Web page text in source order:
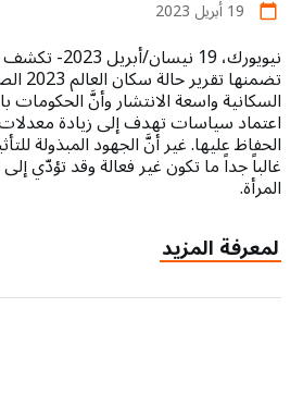
العاجل
أجل
صحة
وحماية
النساء
والفتيات
المتضررات
من
أزمة
السودان
calendar_today 19 أبريل 2023
نيويورك، 19
السكانية واسعة الانتشار وأنَّ الحكومات
اعتماد سياسات تهدف إلى زيادة
الحفاظ عليها. غير أنَّ الجهود المبذولة
غالباً جداً ما تكون غير فعالة وقد تؤدّي
المرأة.
لمعرفة المزيد
about
صندوق
الأمم